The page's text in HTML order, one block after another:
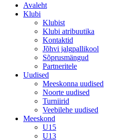
Avaleht
Klubi
Klubist
Klubi atribuutika
Kontaktid
Jõhvi jalgpallikool
Sõprusmängud
Partneritele
Uudised
Meeskonna uudised
Noorte uudised
Turniirid
Veebilehe uudised
Meeskond
U15
U13